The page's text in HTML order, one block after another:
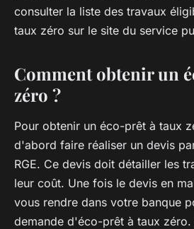
consulter la liste des travaux
taux zéro sur le site du service
Comment obtenir un
zéro ?
Pour obtenir un éco-prêt à taux
d'abord faire réaliser un devis
RGE. Ce devis doit détailler les
leur coût. Une fois le devis en
vous rendre dans votre banque
demande d'éco-prêt à taux